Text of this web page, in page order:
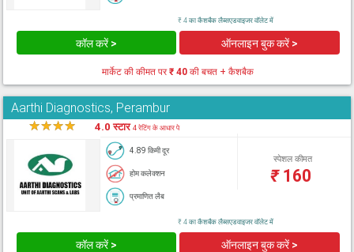
₹ 4 का कैशबैक लैब्सएडवाइजर वॉलेट में
कॉल करें > ऑनलाइन बुक करें >
मार्केट की कीमत पर₹ 40 की बचत + कैशबैक
Aarthi Diagnostics, Perambur
★★★★ 4.0 स्टार4 रेटिंग के आधार पे
4.89 किमी दूर
होम कलेक्शन
प्रमाणित लैब
स्पेशल कीमत
₹160
₹ 4 का कैशबैक लैब्सएडवाइजर वॉलेट में
कॉल करें > ऑनलाइन बुक करें >